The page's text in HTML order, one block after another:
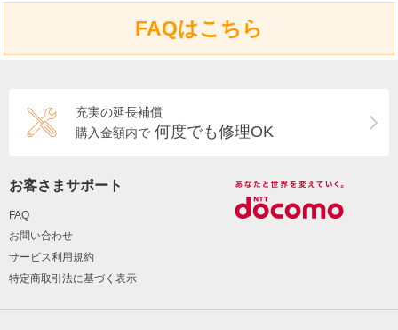
FAQはこちら
充実の延長補償
購入金額内で 何度でも修理OK
お客さまサポート
FAQ
お問い合わせ
サービス利用規約
特定商取引法に基づく表示